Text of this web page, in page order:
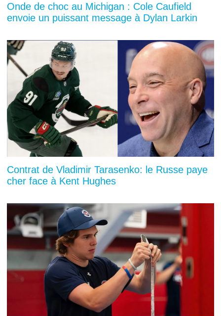
Onde de choc au Michigan : Cole Caufield
envoie un puissant message à Dylan Larkin
Contrat de Vladimir Tarasenko: le Russe paye
cher face à Kent Hughes